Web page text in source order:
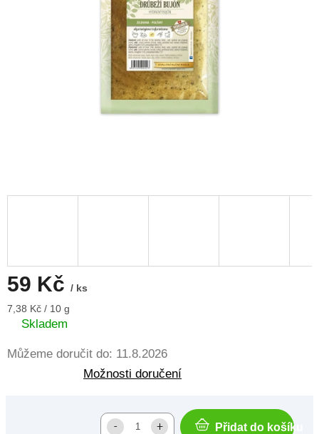
59 Kč / ks
Měrná
cena:
7,38 Kč / 10 g
Skladem
Můžeme doručit do: 11.8.2026
Možnosti doručení
Přidat do košíku